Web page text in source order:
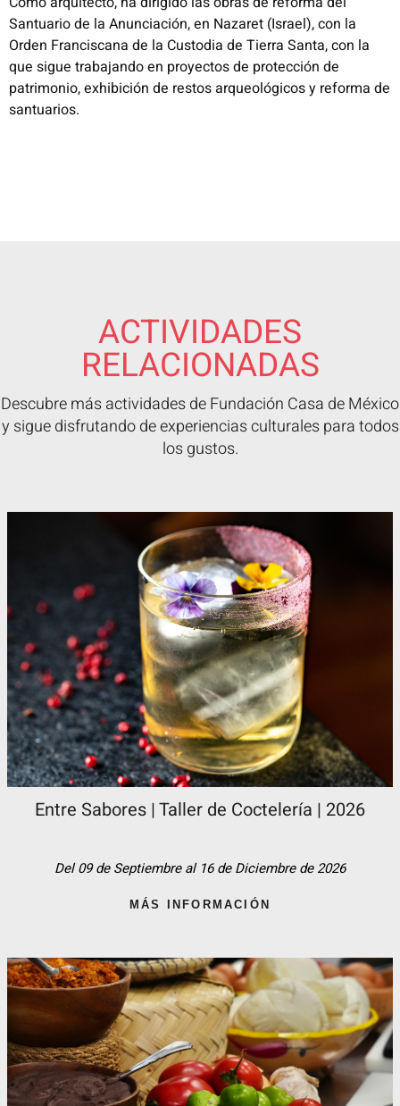
Santuario de la Anunciación, en Nazaret (Israel), con la
Orden Franciscana de la Custodia de Tierra Santa, con la
que sigue trabajando en proyectos de protección de
patrimonio, exhibición de restos arqueológicos y reforma de
santuarios.
ACTIVIDADES
RELACIONADAS
Descubre más actividades de Fundación Casa de México
y sigue disfrutando de experiencias culturales para todos
los gustos.
Entre Sabores | Taller de Coctelería | 2026
Del 09 de Septiembre al 16 de Diciembre de 2026
MÁS INFORMACIÓN